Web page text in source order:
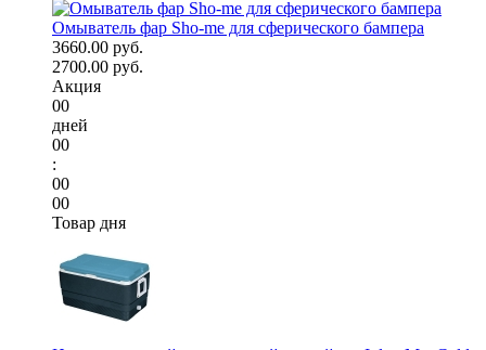
Омыватель фар Sho-me для сферического бампера
3660.00 руб.
2700.00 руб.
Акция
00
дней
00
:
00
00
Товар дня